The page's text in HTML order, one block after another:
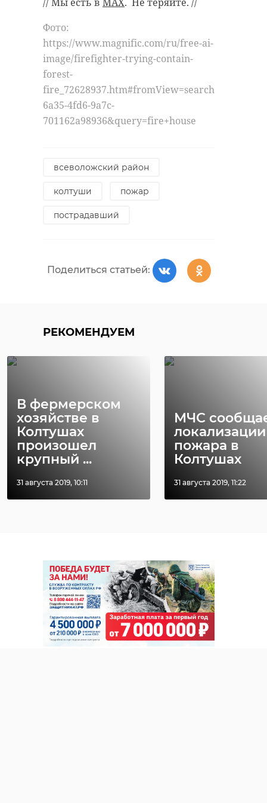
Фото:
https://www.magnific.com/ru/free-ai-
image/firefighter-trying-contain-
forest-
6a35-4fd6-9a7c-
701162a98936&query=fire+house
всеволожский район
колтуши пожар
пострадавший
Поделиться статьей:
РЕКОМЕНДУЕМ
В фермерском
хозяйстве в
Колтушах
произошел
крупный ...
31 августа 2019, 10:11
МЧС
локализации
пожара в
Колтушах
31 августа 2019, 11:22
РЕКОМЕНДУЕМ
В Ленобласти
увеличилось
потребление
Иномарка
на трассе в
Инема. Водителя, перевозившего
Фото:
https://max.ru/id7838385841_gos/AZ4hmTswUQs
дтп